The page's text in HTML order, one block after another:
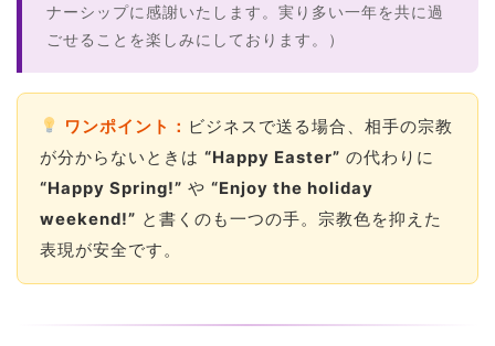
ナーシップに感謝いたします。実り多い一年を共に過
ごせることを楽しみにしております。）
ワンポイント： ビジネスで送る場合、相手の宗教
が分からないときは “Happy Easter” の代わりに
“Happy Spring!” や “Enjoy the holiday
weekend!” と書くのも一つの手。宗教色を抑えた
表現が安全です。